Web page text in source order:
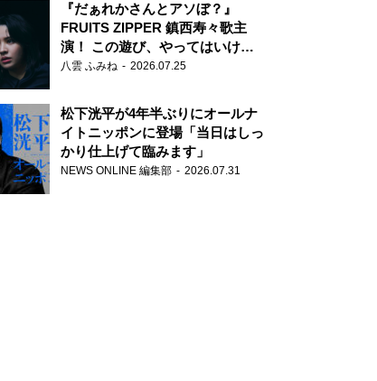
『だぁれかさんとアソぼ？』
FRUITS ZIPPER 鎮西寿々歌主
演！ この遊び、やってはいけま
せん。
八雲 ふみね 2026.07.25
松下洸平が4年半ぶりにオールナ
イトニッポンに登場「当日はしっ
かり仕上げて臨みます」
NEWS ONLINE 編集部 2026.07.31